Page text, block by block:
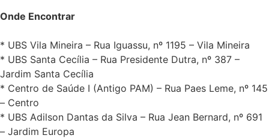
Onde Encontrar
* UBS Vila Mineira – Rua Iguassu, nº 1195 – Vila Mineira
* UBS Santa Cecília – Rua Presidente Dutra, nº 387 –
Jardim Santa Cecília
* Centro de Saúde I (Antigo PAM) – Rua Paes Leme, nº 145
– Centro
* UBS Adilson Dantas da Silva – Rua Jean Bernard, nº 691
– Jardim Europa